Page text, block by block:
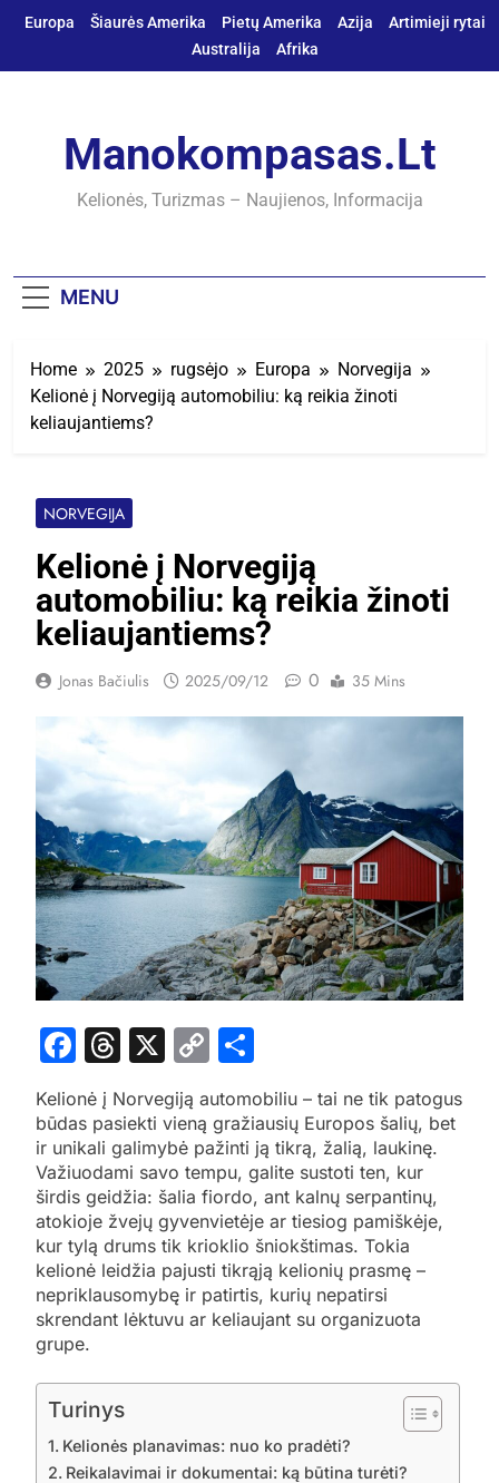
SkipEuropa Šiaurės Amerika Pietų Amerika Azija
Artimieji rytai
Australija
Afrika
Manokompasas.lt
Kelionės, Turizmas – Naujienos, Informacija
MENU
Home 2025 rugsėjo Europa
Norvegija
Kelionė į Norvegiją automobiliu: ką reikia žinoti
keliaujantiems?
NORVEGIJA
Kelionė į Norvegiją
automobiliu: ką reikia žinoti
keliaujantiems?
Jonas Bačiulis 2025/09/12 0 35 Mins
Facebook
Threads
X
Copy
Link
Kelionė į Norvegiją automobiliu – tai ne tik patogus
būdas pasiekti vieną gražiausių Europos šalių, bet
ir unikali galimybė pažinti ją tikrą, žalią, laukinę.
Važiuodami savo tempu, galite sustoti ten, kur
širdis geidžia: šalia fiordo, ant kalnų serpantinų,
atokioje žvejų gyvenvietėje ar tiesiog pamiškėje,
kur tylą drums tik krioklio šniokštimas. Tokia
kelionė leidžia pajusti tikrąją kelionių prasmę –
nepriklausomybę ir patirtis, kurių nepatirsi
skrendant lėktuvu ar keliaujant su organizuota
grupe.
Turinys
Kelionės planavimas: nuo ko pradėti?
Reikalavimai ir dokumentai: ką būtina turėti?